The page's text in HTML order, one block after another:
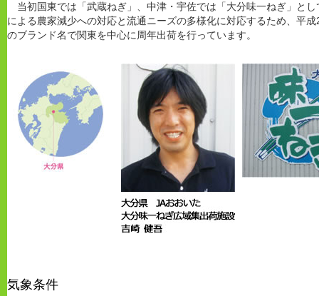
当初国東では「武蔵ねぎ」、中津・宇佐では「大分味一ねぎ」と
による農家減少への対応と流通ニーズの多様化に対応するため、平
のブランド名で関東を中心に周年出荷を行っています。
気象条件